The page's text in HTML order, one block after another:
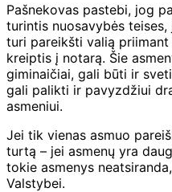
Pašnekovas pastebi, jog
turintis nuosavybės
turi pareikšti valią
kreiptis į notarą. Šie
giminaičiai, gali būti ir
gali palikti ir pavyzdžiui
asmeniui.
Jei tik vienas asmuo
turtą – jei asmenų yra
tokie asmenys
Valstybei.